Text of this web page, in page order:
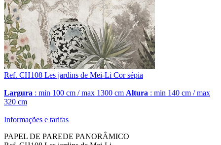
Ref. CH108 Les jardins de Mei-Li Cor sépia
Largura : min 100 cm / max 1300 cm Altura : min 140 cm / max
320 cm
Informações e tarifas
PAPEL DE PAREDE PANORÂMICO